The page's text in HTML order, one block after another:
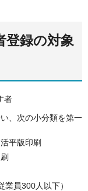
登録の対象
者
、次の小分類を第一
平版印刷
員300人以下）